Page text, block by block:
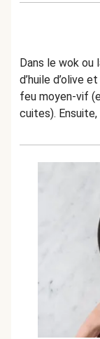
Dans le wok
d’huile d’olive
feu moyen-vif
cuites). Ensuite,